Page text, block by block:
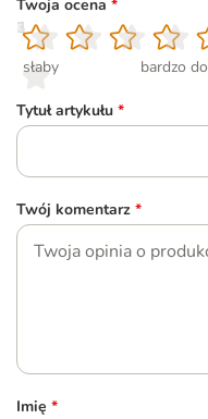
Twoja ocena *
1
słaby
2
3
4
5
bardzo
Tytuł artykułu *
Twój komentarz *
Imię *